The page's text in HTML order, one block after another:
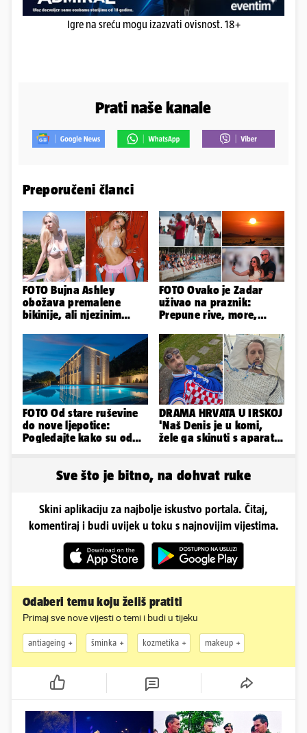
Igre na sreću mogu izazvati ovisnost. 18+
Prati naše kanale
Preporučeni članci
FOTO Bujna Ashley
obožava premalene
bikinije, ali njezinim
smeta
FOTO Ovako je Zadar
uživao na praznik:
Prepune rive, more,
sunca
FOTO Od stare ruševine
do nove ljepotice:
Pogledajte kako su od
DRAMA HRVATA U IRSKOJ
'Naš Denis je u komi,
žele ga skinuti s aparata!
Sve što je bitno, na dohvat ruke
Skini aplikaciju za najbolje iskustvo portala. Čitaj,
komentiraj i budi uvijek u toku s najnovijim vijestima.
Odaberi temu koju želiš pratiti
Primaj sve nove vijesti o temi i budi u tijeku
antiageing šminka kozmetika makeup